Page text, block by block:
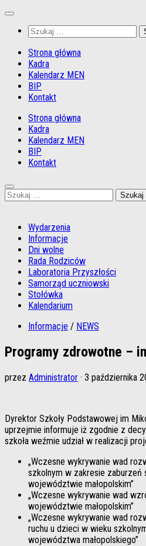
Przejdź
treści
Szukaj:
Strona główna
Kadra
Kalendarz MEN
BIP
Kontakt
Strona główna
Kadra
Kalendarz MEN
BIP
Kontakt
Szukaj:
Wydarzenia
Informacje
Dni wolne
Rada Rodziców
Laboratoria Przyszłości
Samorząd uczniowski
Stołówka
Kalendarium
Informacje / NEWS
Programy zdrowotne –
przez Administrator · 3 października
Dyrektor Szkoły Podstawowej im
uprzejmie informuje iż zgodnie z
szkoła weźmie udział w realizacji
„Wczesne wykrywanie wad
szkolnym w zakresie zaburzeń
województwie małopolskim”
„Wczesne wykrywanie wad
województwie małopolskim”
„Wczesne wykrywanie wad
ruchu u dzieci w wieku
województwa małopolskiego”